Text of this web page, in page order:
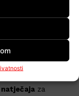
rvg.hr
koji su
kako već
natječaja za